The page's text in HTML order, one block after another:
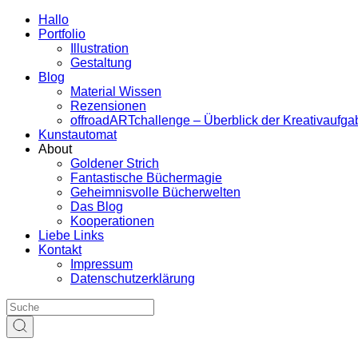
Hallo
Portfolio
Illustration
Gestaltung
Blog
Material Wissen
Rezensionen
offroadARTchallenge – Überblick der
Kunstautomat
About
Goldener Strich
Fantastische Büchermagie
Geheimnisvolle Bücherwelten
Das Blog
Kooperationen
Liebe Links
Kontakt
Impressum
Datenschutzerklärung